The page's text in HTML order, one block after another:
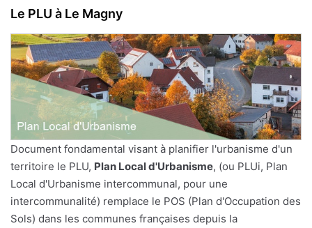
Le PLU à Le Magny
Document fondamental visant à planifier l'urbanisme d'un
territoire le PLU, Plan Local d'Urbanisme, (ou PLUi, Plan
Local d'Urbanisme intercommunal, pour une
intercommunalité) remplace le POS (Plan d'Occupation des
Sols) dans les communes françaises depuis la